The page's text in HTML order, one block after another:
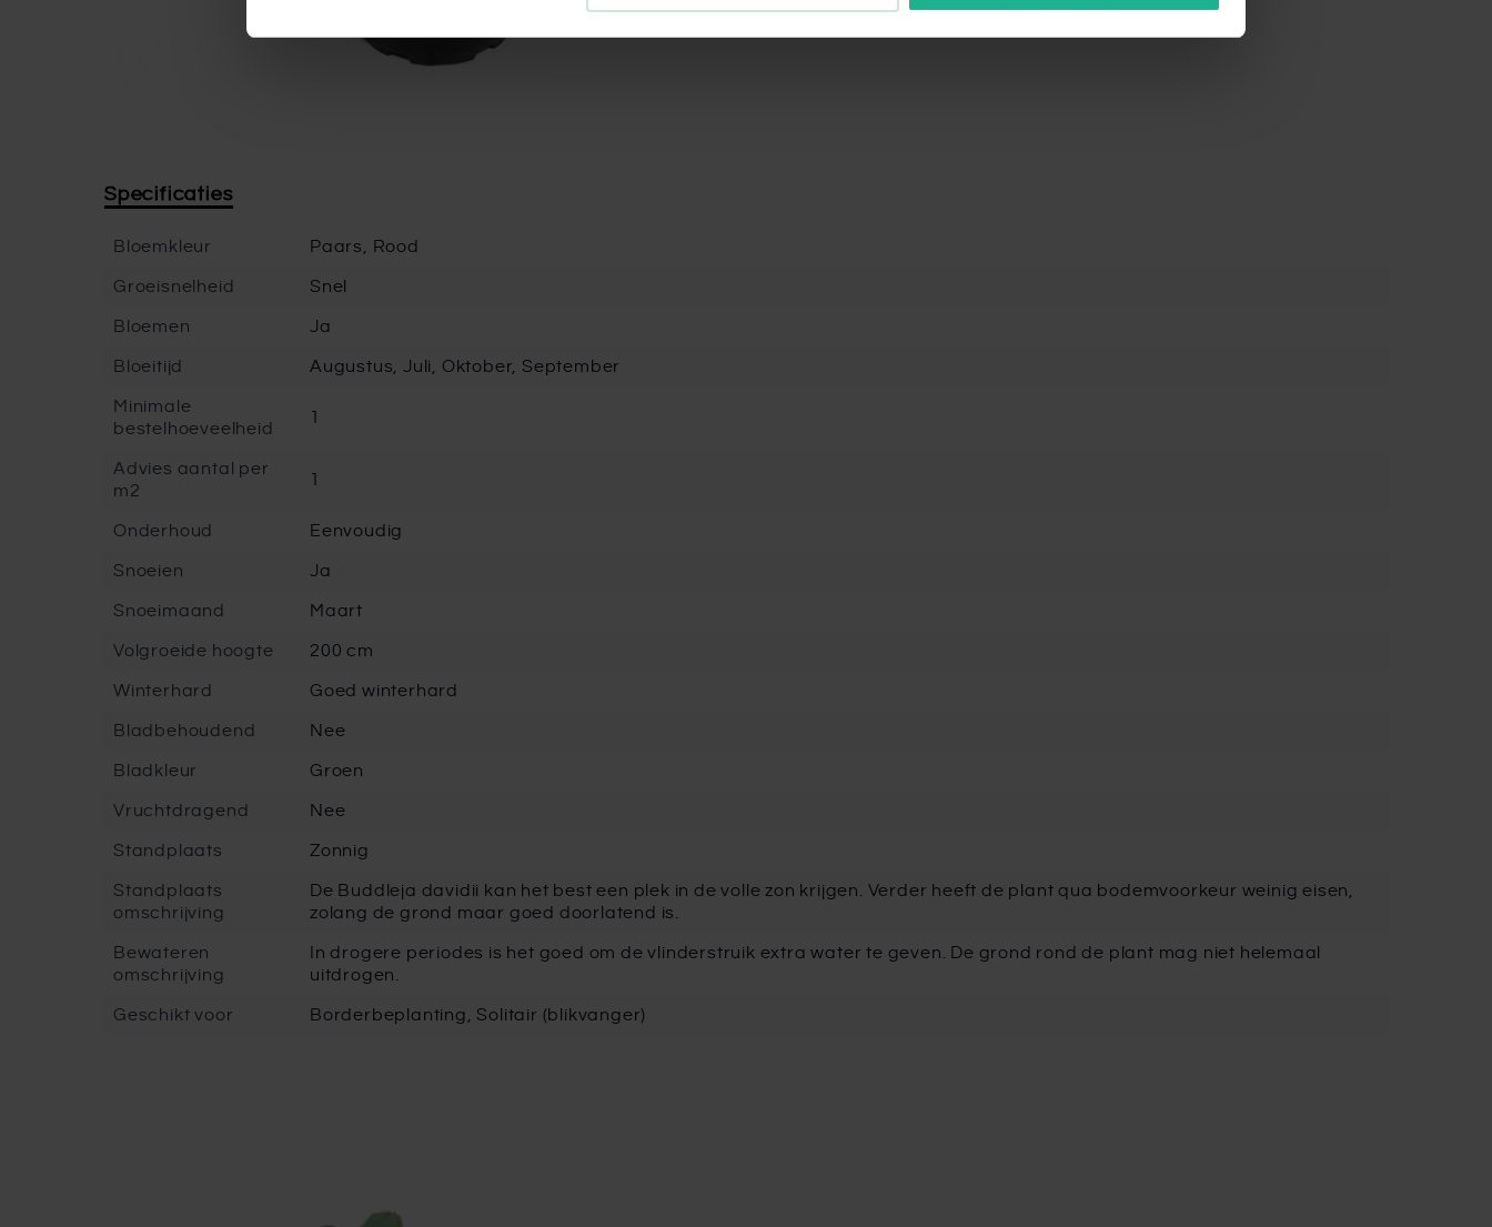
Specificaties
Bloemkleur Paars, Rood
Groeisnelheid Snel
Bloemen Ja
Bloeitijd Augustus, Juli, Oktober, September
Minimale
bestelhoeveelheid
1
Advies aantal per
m2
1
Onderhoud Eenvoudig
Snoeien Ja
Snoeimaand Maart
Volgroeide hoogte 200 cm
Winterhard Goed winterhard
Bladbehoudend Nee
Bladkleur Groen
Vruchtdragend Nee
Standplaats Zonnig
Standplaats
omschrijving
De Buddleja davidii kan het best een plek in de volle zon krijgen. Verder heeft de plant qua bodemvoorkeur weinig eisen,
zolang de grond maar goed doorlatend is.
Bewateren
omschrijving
In drogere periodes is het goed om de vlinderstruik extra water te geven. De grond rond de plant mag niet helemaal
uitdrogen.
Geschikt voor Borderbeplanting, Solitair (blikvanger)